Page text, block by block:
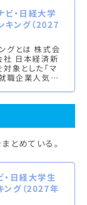
ビ・日経大学
ング（2027
グとは 株式会
社 日本経済新
象とした「マ
職企業人気ラ
とめている。
・日経大学生
グ（2027年